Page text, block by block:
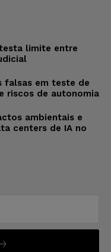
limite entre
falsas em teste de
riscos de autonomia
ambientais e
centers de IA no